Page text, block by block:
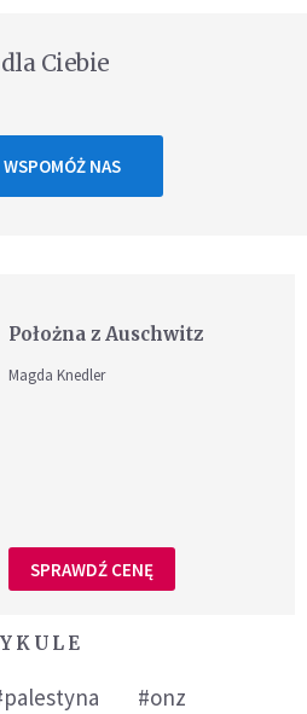
Ciebie
WSPOMÓŻ NAS
Położna z Auschwitz
Magda Knedler
SPRAWDŹ CENĘ
#onz